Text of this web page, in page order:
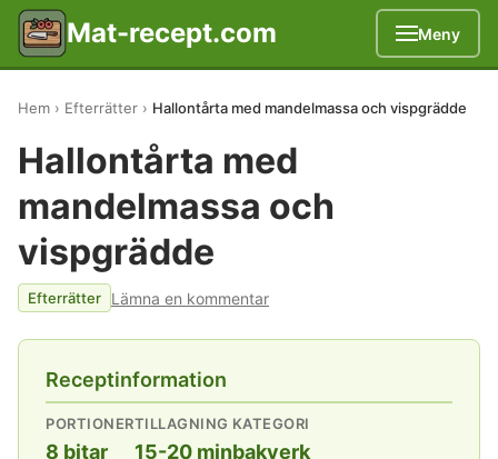
Mat-recept.com Meny
Hem Efterrätter Hallontårta med mandelmassa och vispgrädde
Hallontårta med
mandelmassa och
vispgrädde
Efterrätter Lämna en kommentar
Receptinformation
PORTIONER
8 bitar
TILLAGNING
15-20 min
KATEGORI
bakverk